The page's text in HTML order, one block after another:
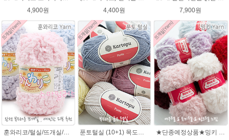
4,900원
4,400원
7,900원
훈와리코/털실/뜨개실/뜨개질실/손뜨개실/목도리털실/뜨게실/뜨게질/손뜨개질실